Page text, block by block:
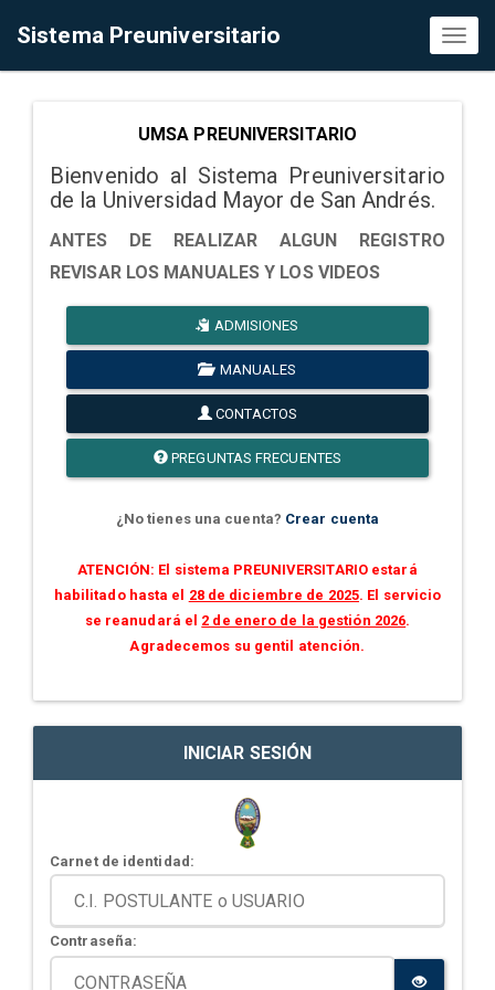
Sistema Preuniversitario
UMSA PREUNIVERSITARIO
Bienvenido al Sistema Preuniversitario
de la Universidad Mayor de San Andrés.
ANTES DE REALIZAR ALGUN REGISTRO
REVISAR LOS MANUALES Y LOS VIDEOS
ADMISIONES
MANUALES
CONTACTOS
PREGUNTAS FRECUENTES
¿No tienes una cuenta? Crear cuenta
ATENCIÓN: El sistema PREUNIVERSITARIO estará
habilitado hasta el 28 de diciembre de 2025. El servicio
se reanudará el 2 de enero de la gestión 2026.
Agradecemos su gentil atención.
INICIAR SESIÓN
Carnet de identidad:
Contraseña: